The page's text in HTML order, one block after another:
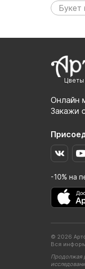
Букет
Цветы
Онлайн
Закажи
-10% на
© 2026
Вся
Продолжая